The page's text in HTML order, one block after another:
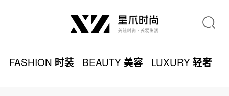
FASHION 时装 BEAUTY美容 LUXURY轻奢